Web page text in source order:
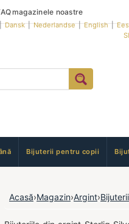
magazinele noastre
Dansk|Nederlandse|English|
Bijuterii pentru copii
Acasă›Magazin›Argint›